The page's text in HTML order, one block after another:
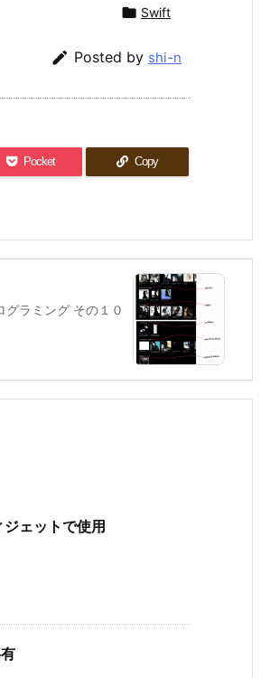
 Swift
 Posted by shi-n
Pocket Copy
ラミング その１０
ェットで使用